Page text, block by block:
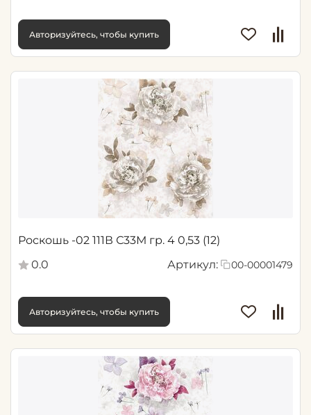
Авторизуйтесь, чтобы купить
Роскошь -02 111В С33М гр. 4 0,53 (12)
0.0
Артикул: 00-00001479
Авторизуйтесь, чтобы купить